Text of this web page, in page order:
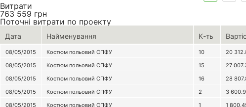
Витрати
763 559 грн
Поточні витрати по проекту
Дата Найменування К-ть
08/05/2015 Костюм польовий СПФУ 10 20
08/05/2015
Костюм польовий СПФУ 15 27
08/05/2015
Костюм польовий СПФУ 16 28
08/05/2015
Костюм польовий СПФУ 2 3
08/05/2015
Костюм польовий СПФУ 1 1